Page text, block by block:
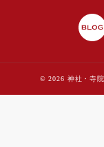
© 2026 神社・寺